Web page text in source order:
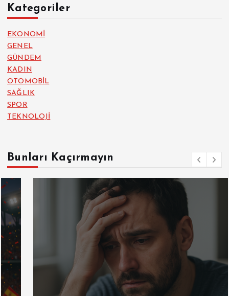
Kategoriler
EKONOMİ
GENEL
GÜNDEM
KADIN
OTOMOBİL
SAĞLIK
SPOR
TEKNOLOJİ
Bunları Kaçırmayın